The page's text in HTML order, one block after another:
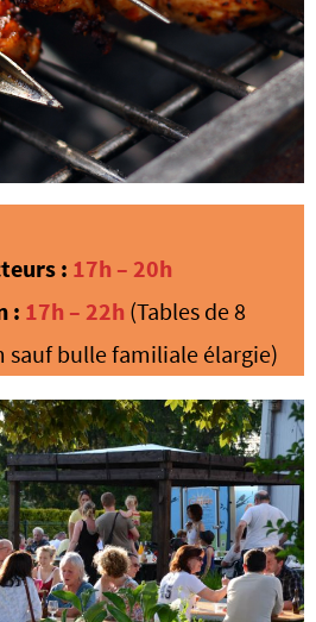
: 17h – 20h
: 17h – 22h (Tables de 8
sauf bulle familiale élargie)